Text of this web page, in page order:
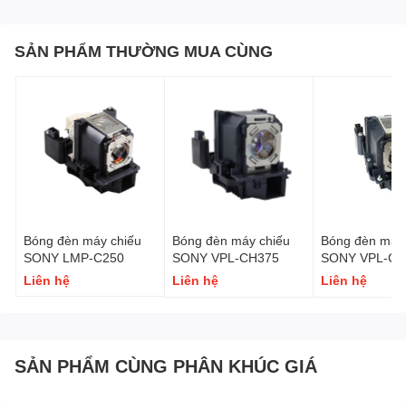
SẢN PHẨM THƯỜNG MUA CÙNG
Bóng đèn máy chiếu
SONY LMP-C250
Liên hệ
Bóng đèn máy chiếu
SONY VPL-CH375
Liên hệ
Bóng đèn
SONY VPL-
Liên hệ
SẢN PHẨM CÙNG PHÂN KHÚC GIÁ